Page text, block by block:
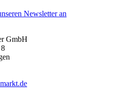
Newsletter an
GmbH